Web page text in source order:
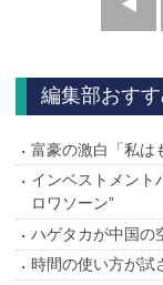
編集部おす
富豪の激白「私は
インベストメン
ロワソーン”
ハゲタカが中国の
時間の使い方が試